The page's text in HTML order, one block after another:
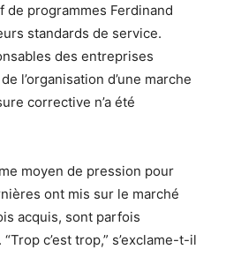
de programmes Ferdinand
standards de service.
des entreprises
l’organisation d’une marche
corrective n’a été
moyen de pression pour
ont mis sur le marché
acquis, sont parfois
c’est trop,” s’exclame-t-il